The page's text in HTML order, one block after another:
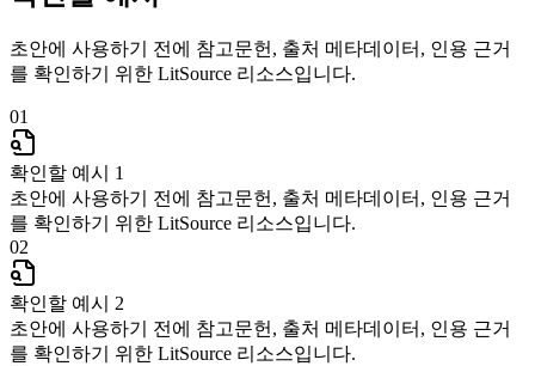
초안에 사용하기 전에 참고문헌, 출처 메타데이터, 인용 근거
를 확인하기 위한 LitSource 리소스입니다.
01
확인할 예시 1
초안에 사용하기 전에 참고문헌, 출처 메타데이터, 인용 근거
를 확인하기 위한 LitSource 리소스입니다.
02
확인할 예시 2
초안에 사용하기 전에 참고문헌, 출처 메타데이터, 인용 근거
를 확인하기 위한 LitSource 리소스입니다.